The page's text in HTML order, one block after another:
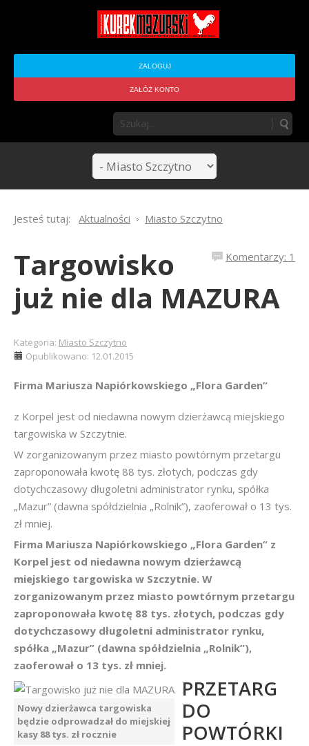
ZALOGUJ
ZAŁÓŻ KONTO
Jesteś tutaj: Aktualności Miasto Szczytno
Komentarzy: 1
Targowisko
już nie dla MAZURA
Kategoria: Miasto Szczytno
Opublikowano: 12.01.2015
Firma Mariusza Napiórkowskiego „Flora Garden”
z Korpel jest od niedawna nowym dzierżawcą miejskiego
targowiska w Szczytnie.
W zorganizowanym przez miasto powtórnym przetargu
zaproponowała kwotę 88 tys. złotych, podczas gdy
dotychczasowy długoletni administrator rynku, spółka
„Mazur” (dawna spółdzielnia „Rolnik”), zaoferował o 13 tys.
zł mniej.
Firma Mariusza Napiórkowskiego „Flora Garden” z
Korpel jest od niedawna nowym dzierżawcą
miejskiego targowiska w Szczytnie. W
zorganizowanym przez miasto powtórnym przetargu
zaproponowała kwotę 88 tys. złotych, podczas gdy
dotychczasowy długoletni administrator rynku,
spółka „Mazur” (dawna spółdzielnia „Rolnik”),
zaoferował o 13 tys. zł mniej.
Nowy dzierżawca targowiska
będzie odprowadzał do miejskiej
kasy 88 tys. zł rocznie
PRZETARG
DO
POWTÓRKI